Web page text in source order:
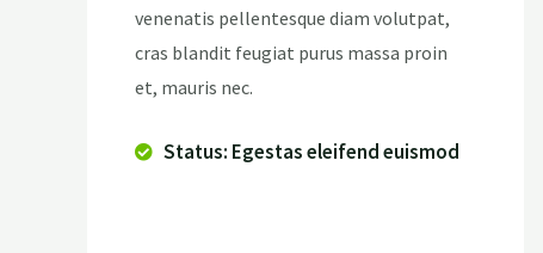
venenatis pellentesque diam volutpat,
cras blandit feugiat purus massa proin
et, mauris nec.
Status: Egestas eleifend euismod